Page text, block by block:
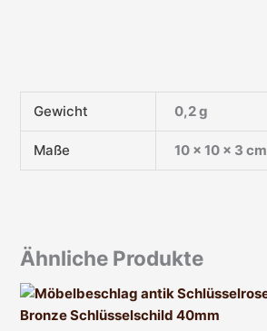
Gewicht 0,2 g
Maße 10 × 10 × 3 cm
Ähnliche Produkte